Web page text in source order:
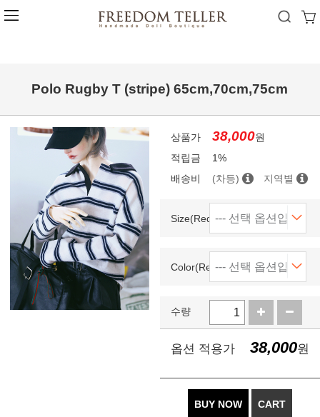
Polo Rugby T (stripe) 65cm,70cm,75cm
상품가 38,000원
적립금
1%
배송비
(차등) 지역별
Size(Required)
Color(Required)
수량
옵션 적용가 38,000원
BUY NOW CART